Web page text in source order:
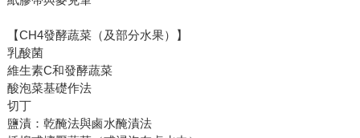
【CH4發酵蔬菜（及部分水果）】
乳酸菌
維生素C和發酵蔬菜
酸泡菜基礎作法
切丁
鹽漬：乾醃法與鹵水醃漬法